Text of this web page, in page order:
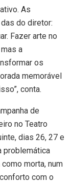
As
do diretor:
Fazer arte no
a
os
memorável
conta.
de
no Teatro
dias 26, 27 e
problemática
morta, num
com o